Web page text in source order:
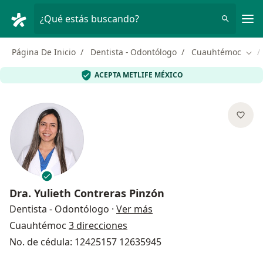
¿Qué estás buscando?
Página De Inicio Dentista - Odontólogo Cuauhtémoc
ACEPTA METLIFE MÉXICO
Dra. Yulieth Contreras Pinzón
Dentista - Odontólogo · Ver más
Cuauhtémoc 3 direcciones
No. de cédula: 12425157 12635945